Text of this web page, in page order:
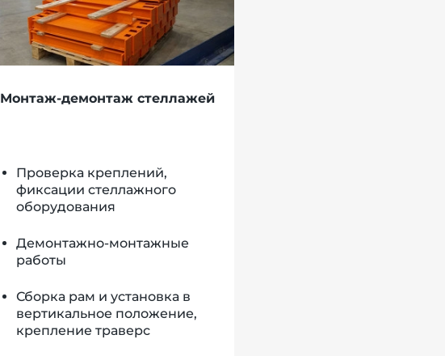
Монтаж-демонтаж стеллажей
Проверка креплений,
фиксации стеллажного
оборудования
Демонтажно-монтажные
работы
Сборка рам и установка в
вертикальное положение,
крепление траверс